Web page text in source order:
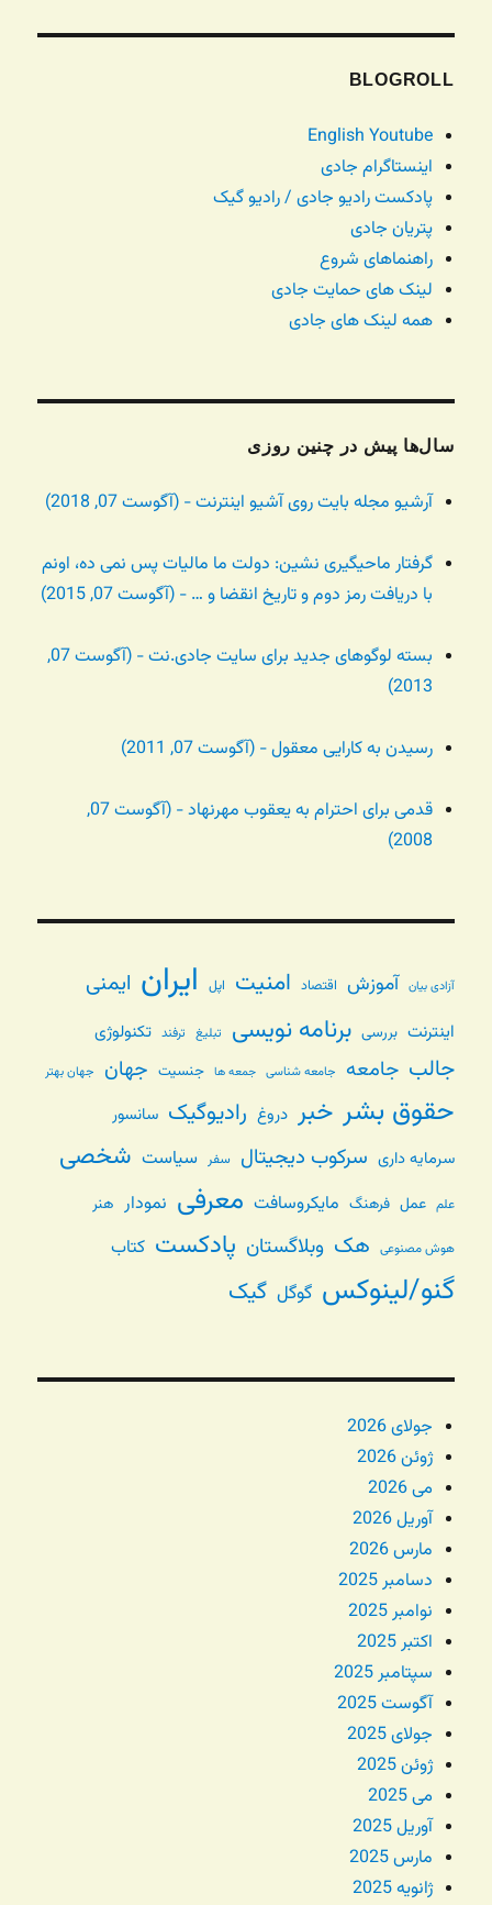
BLOGROLL
English Youtube
اینستاگرام جادی
پادکست رادیو جادی / رادیو گیک
پتریان جادی
راهنماهای شروع
لینک های حمایت جادی
همه لینک های جادی
سال‌ها پیش در چنین روزی
آرشیو مجله بایت روی آشیو اینترنت - (آگوست 07, 2018)
گرفتار ماحیگیری نشین: دولت ما مالیات پس نمی ده، اونم
با دریافت رمز دوم و تاریخ انقضا و … - (آگوست 07, 2015)
بسته لوگوهای جدید برای سایت جادی.نت - (آگوست 07,
2013)
رسیدن به کارایی معقول - (آگوست 07, 2011)
قدمی برای احترام به یعقوب مهرنهاد - (آگوست 07,
2008)
آزادی بیان آموزش اقتصاد امنیت اپل ایران ایمنی
اینترنت بررسی برنامه نویسی تبلیغ ترفند تکنولوژی
جالب جامعه جامعه شناسی جمعه ها جنسیت جهان جهان بهتر
حقوق بشر خبر دروغ رادیوگیک سانسور
سرمایه داری سرکوب دیجیتال سفر سیاست شخصی
علم عمل فرهنگ مایکروسافت معرفی نمودار هنر
هوش مصنوعی هک وبلاگستان پادکست کتاب
گنو/لینوکس گوگل گیک
جولای 2026
ژوئن 2026
می 2026
آوریل 2026
مارس 2026
دسامبر 2025
نوامبر 2025
اکتبر 2025
سپتامبر 2025
آگوست 2025
جولای 2025
ژوئن 2025
می 2025
آوریل 2025
مارس 2025
ژانویه 2025